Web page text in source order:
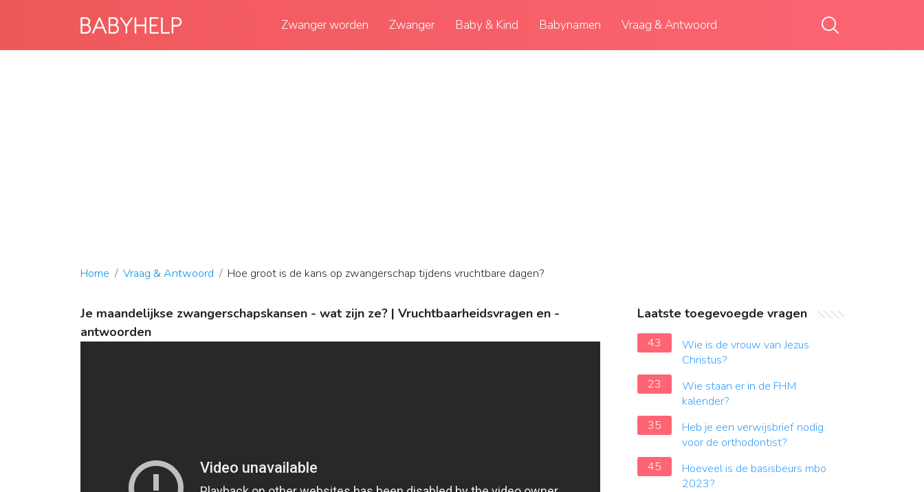
Zwanger worden Zwanger Baby & Kind Babynamen Vraag & Antwoord
Home Vraag & Antwoord Hoe groot is de kans op zwangerschap tijdens vruchtbare dagen?
Je maandelijkse zwangerschapskansen - wat zijn ze? | Vruchtbaarheidsvragen en -
antwoorden
Laatste toegevoegde vragen
43
Wie is de vrouw van Jezus
Christus?
23
Wie staan er in de FHM
kalender?
35
Heb je een verwijsbrief nodig
voor de orthodontist?
45
Hoeveel is de basisbeurs mbo
2023?